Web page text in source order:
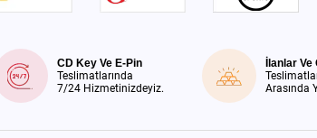
CD Key Ve E-Pin
Teslimatlarında
7/24 Hizmetinizdeyiz.
İlanlar Ve
Arasında